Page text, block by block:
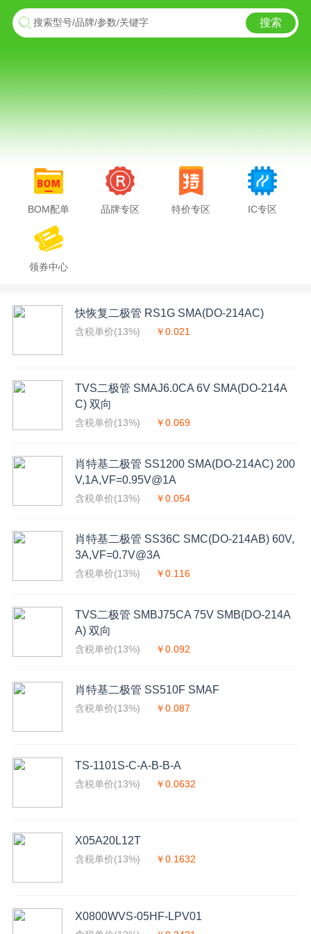
搜索型号/品牌/参数/关键字 搜索
BOM配单 品牌专区 特价专区 IC专区
领券中心
快恢复二极管 RS1G SMA(DO-214AC)
含税单价(13%) ￥0.021
TVS二极管 SMAJ6.0CA 6V SMA(DO-214A
C) 双向
含税单价(13%) ￥0.069
肖特基二极管 SS1200 SMA(DO-214AC) 200
V,1A,VF=0.95V@1A
含税单价(13%) ￥0.054
肖特基二极管 SS36C SMC(DO-214AB) 60V,
3A,VF=0.7V@3A
含税单价(13%) ￥0.116
TVS二极管 SMBJ75CA 75V SMB(DO-214A
A) 双向
含税单价(13%) ￥0.092
肖特基二极管 SS510F SMAF
含税单价(13%) ￥0.087
TS-1101S-C-A-B-B-A
含税单价(13%) ￥0.0632
X05A20L12T
含税单价(13%) ￥0.1632
X0800WVS-05HF-LPV01